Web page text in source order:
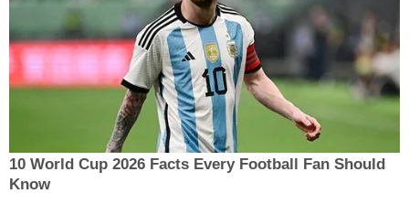
10 World Cup 2026 Facts Every Football Fan Should
Know